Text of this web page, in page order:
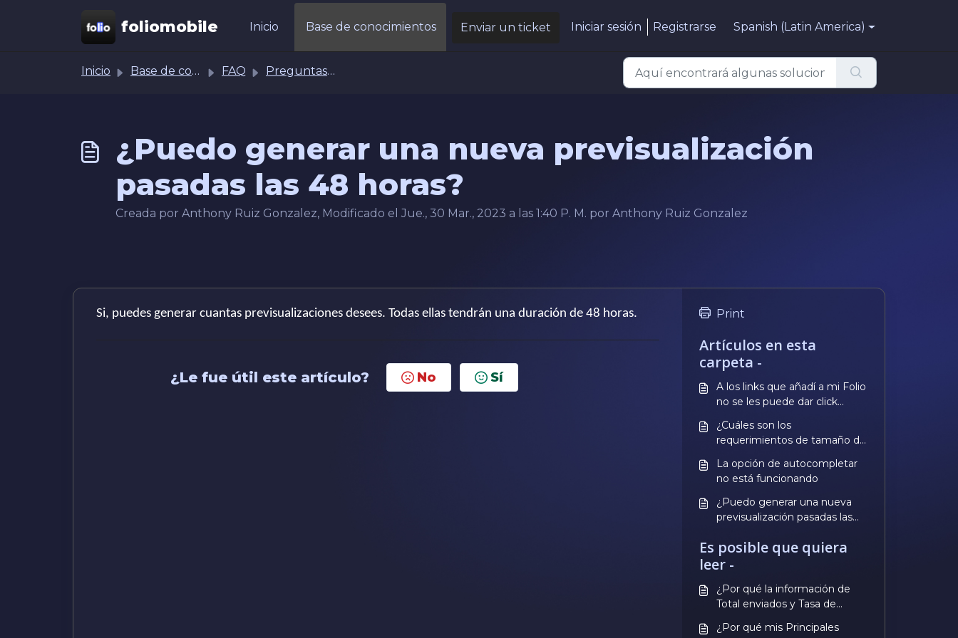
foliomobile Inicio Base de conocimientos Enviar un ticket Iniciar sesión Registrarse Spanish (Latin America)
Inicio Base de conocimientos FAQ Preguntas frecuentes sobre el portal de diseño de Folio
¿Puedo generar una nueva previsualización
pasadas las 48 horas?
Creada por Anthony Ruiz Gonzalez, Modificado el Jue., 30 Mar., 2023 a las 1:40 P. M. por Anthony Ruiz Gonzalez
Si, puedes generar cuantas previsualizaciones desees. Todas ellas tendrán una duración de 48 horas.
¿Le fue útil este artículo? No Sí
Print
Artículos en esta
carpeta -
A los links que añadí a mi Folio
no se les puede dar click
pasando?
¿Cuáles son los
requerimientos de tamaño de
La opción de autocompletar
no está funcionando
¿Puedo generar una nueva
previsualización pasadas las
Es posible que quiera
leer -
¿Por qué la información de
Total enviados y Tasa de
¿Por qué mis Principales